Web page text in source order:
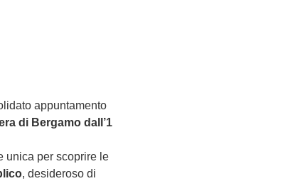
appuntamento
di Bergamo dall’1
unica per scoprire le
, desideroso di